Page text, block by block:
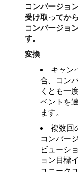
コンバージョ
受け取ってか
コンバージョ
す。
変換
キャン
合、コン
くとも一
ベントを
ます。
複数回
コンバー
ビューシ
ョン目標